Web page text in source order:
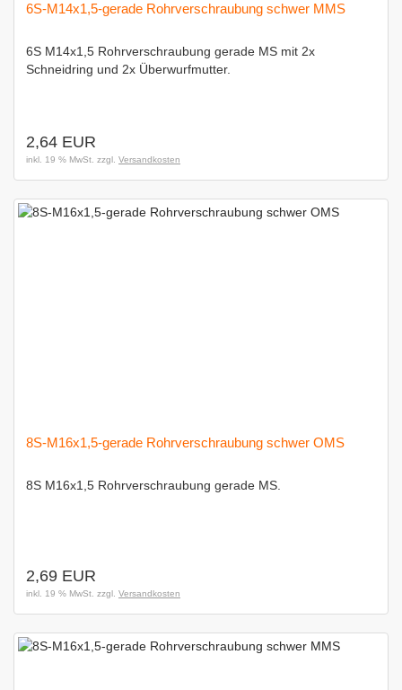
6S-M14x1,5-gerade Rohrverschraubung schwer MMS
6S M14x1,5 Rohrverschraubung gerade MS mit 2x
Schneidring und 2x Überwurfmutter.
2,64 EUR
inkl. 19 % MwSt. zzgl. Versandkosten
8S-M16x1,5-gerade Rohrverschraubung schwer OMS
8S M16x1,5 Rohrverschraubung gerade MS.
2,69 EUR
inkl. 19 % MwSt. zzgl. Versandkosten